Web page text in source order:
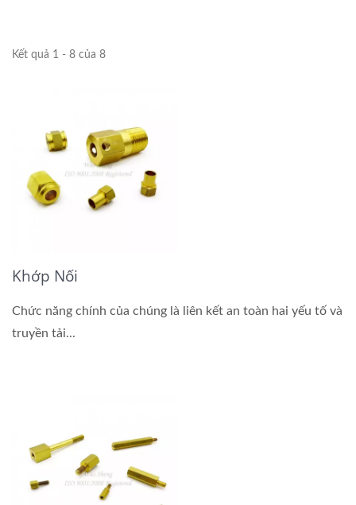
Kết quả 1 - 8 của 8
Khớp Nối
Chức năng chính của chúng là liên kết an toàn hai yếu tố và
truyền tải...